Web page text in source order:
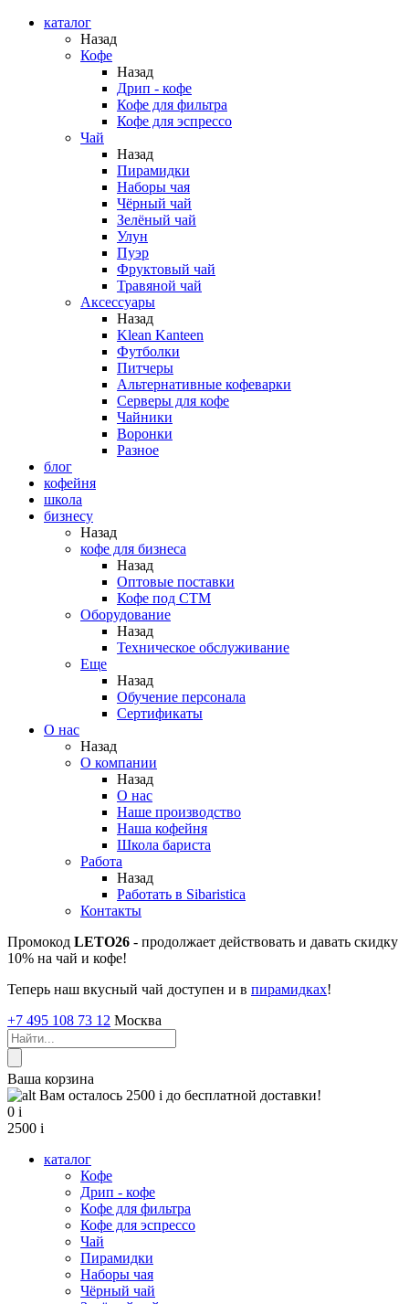
каталог
Назад
Кофе
Назад
Дрип - кофе
Кофе для фильтра
Кофе для эспрессо
Чай
Назад
Пирамидки
Наборы чая
Чёрный чай
Зелёный чай
Улун
Пуэр
Фруктовый чай
Травяной чай
Аксессуары
Назад
Klean Kanteen
Футболки
Питчеры
Альтернативные кофеварки
Серверы для кофе
Чайники
Воронки
Разное
блог
кофейня
школа
бизнесу
Назад
кофе для бизнеса
Назад
Оптовые поставки
Кофе под СТМ
Оборудование
Назад
Техническое обслуживание
Еще
Назад
Обучение персонала
Сертификаты
О нас
Назад
O компании
Назад
О нас
Наше производство
Наша кофейня
Школа бариста
Работа
Назад
Работать в Sibaristica
Контакты
Промокод LETO26 - продолжает действовать и давать скидку
10% на чай и кофе!
Теперь наш вкусный чай доступен и в пирамидках!
+7 495 108 73 12 Москва
Ваша корзина
Вам осталось 2500 i до бесплатной доставки!
0 i
2500 i
каталог
Кофе
Дрип - кофе
Кофе для фильтра
Кофе для эспрессо
Чай
Пирамидки
Наборы чая
Чёрный чай